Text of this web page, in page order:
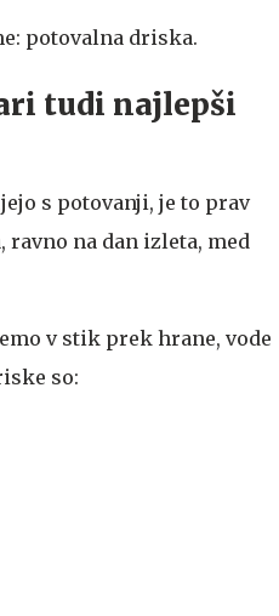
potovalna driska.
tudi najlepši
s potovanji, je to prav
na dan izleta, med
v stik prek hrane, vode
so: